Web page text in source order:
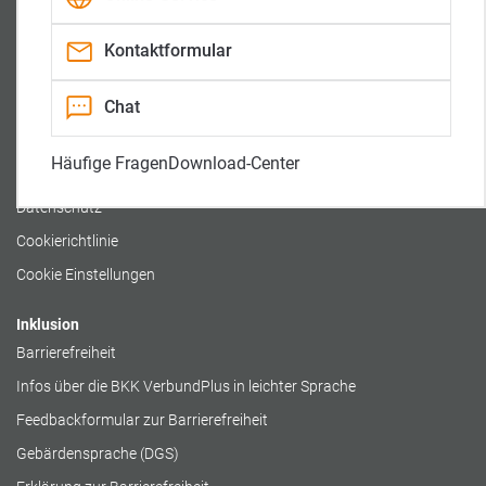
Kontaktformular
Chat
Häufige FragenDownload-Center
a
l
k
-
A
t
i
t
-
K
a
0800 / 2 234 987
Gesundheitstelefon:
0800 / 140 554 105 090
Impressum
Datenschutz
Cookierichtlinie
Cookie Einstellungen
Inklusion
Barrierefreiheit
Infos über die BKK VerbundPlus in leichter Sprache
Feedbackformular zur Barrierefreiheit
Gebärdensprache (DGS)